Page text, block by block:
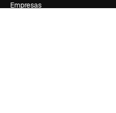
Empresas